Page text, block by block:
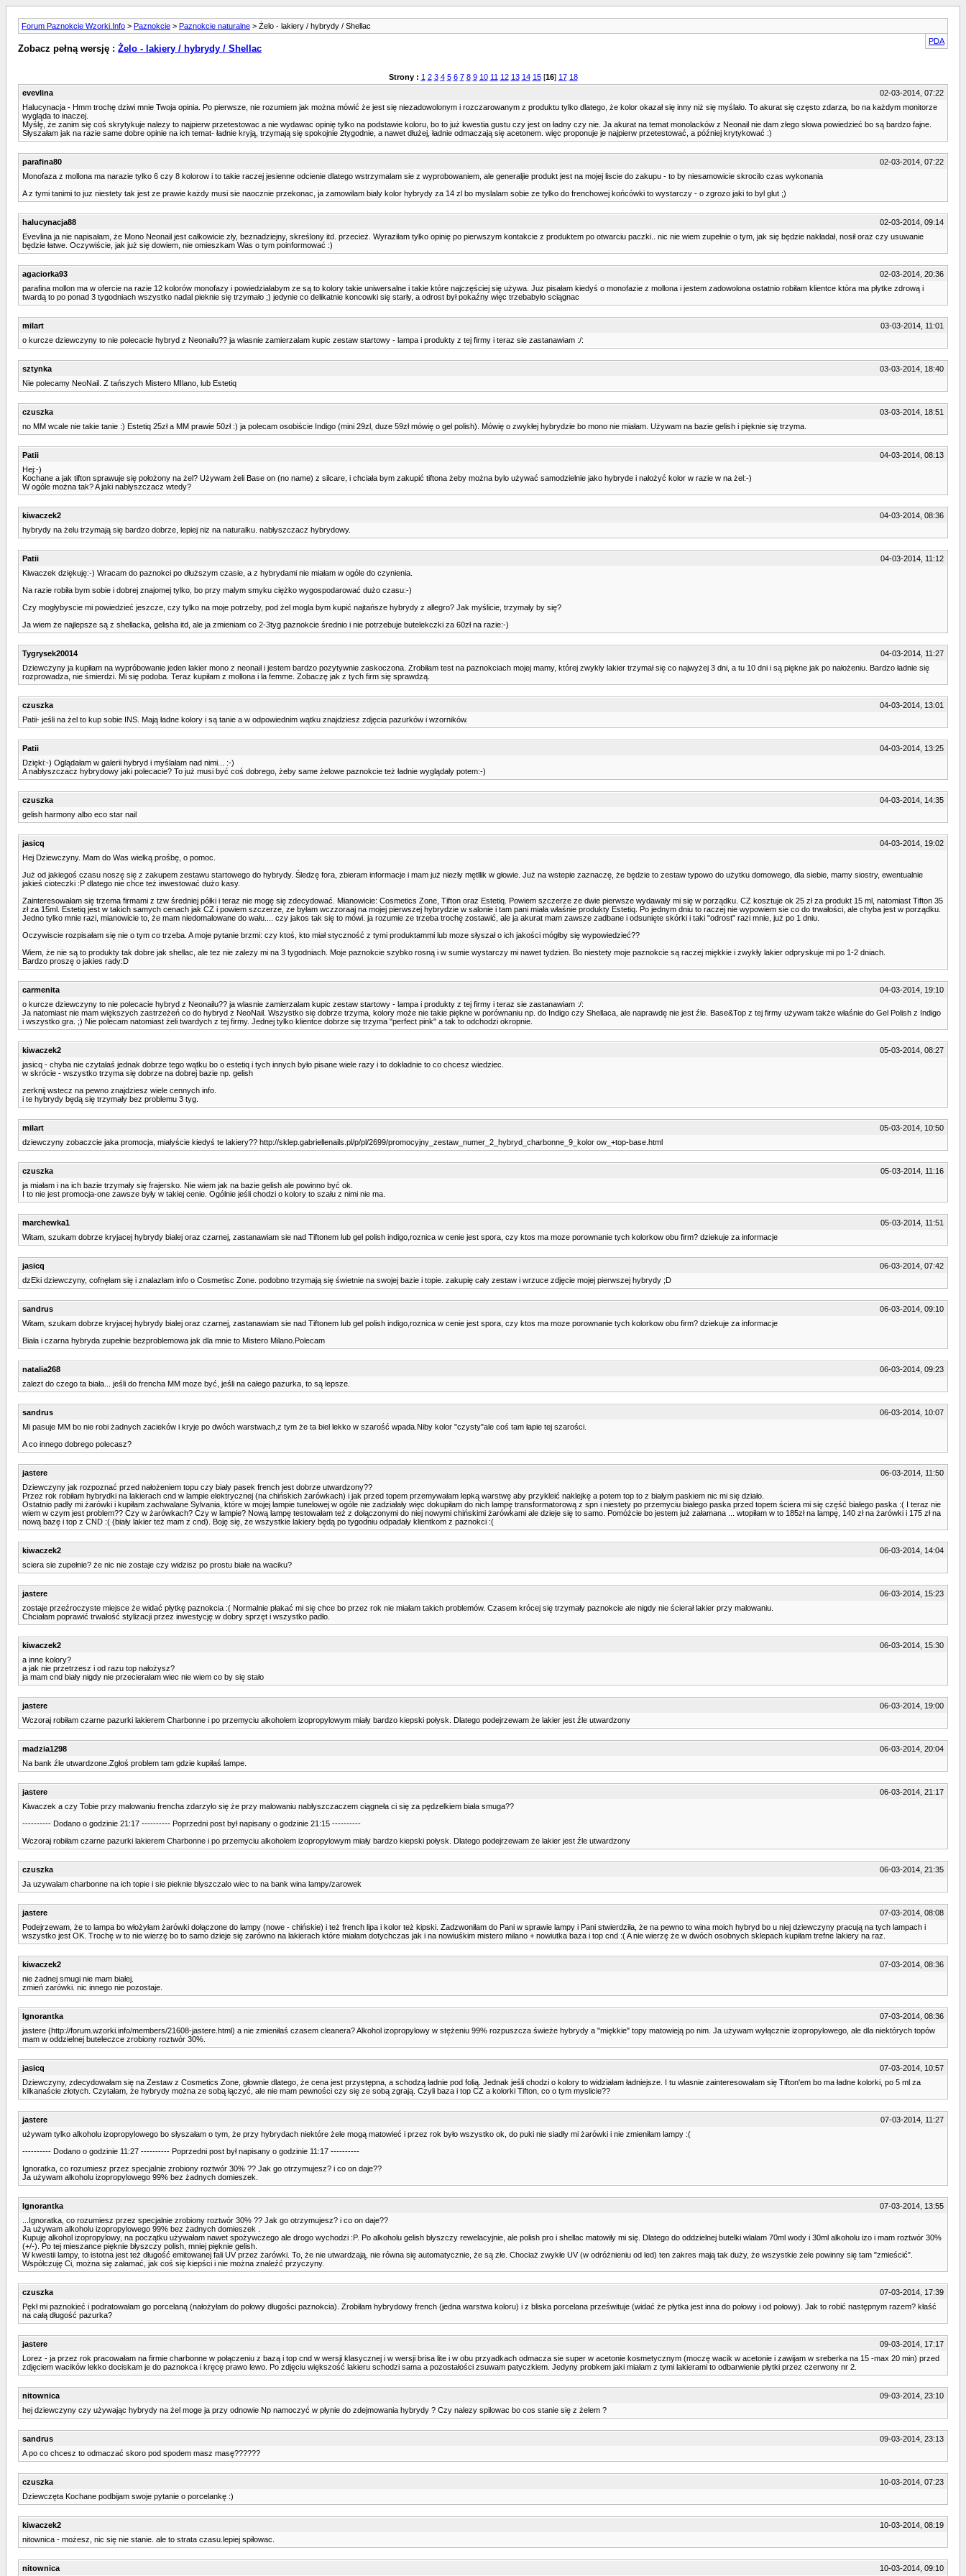
Forum Paznokcie Wzorki.Info > Paznokcie > Paznokcie naturalne > Żelo - lakiery / hybrydy / Shellac
PDA
Zobacz pełną wersję : Żelo - lakiery / hybrydy / Shellac
Strony : 1 2 3 4 5 6 7 8 9 10 11 12 13 14 15[16] 17 18
evevlina
02-03-2014, 07:22
Halucynacja - Hmm trochę dziwi mnie Twoja opinia. Po pierwsze, nie rozumiem jak można mówić że jest się niezadowolonym i rozczarowanym z produktu tylko dlatego, że kolor okazał się inny niż się myślało. To akurat się często zdarza, bo na każdym monitorze
wygląda to inaczej.
Myślę, że zanim się coś skrytykuje nalezy to najpierw przetestowac a nie wydawac opinię tylko na podstawie koloru, bo to już kwestia gustu czy jest on ładny czy nie. Ja akurat na temat monolacków z Neonail nie dam złego słowa powiedzieć bo są bardzo fajne.
Słyszałam jak na razie same dobre opinie na ich temat- ładnie kryją, trzymają się spokojnie 2tygodnie, a nawet dłużej, ładnie odmaczają się acetonem. więc proponuje je najpierw przetestować, a później krytykować :)
parafina80
02-03-2014, 07:22
Monofaza z mollona ma narazie tylko 6 czy 8 kolorow i to takie raczej jesienne odcienie dlatego wstrzymalam sie z wyprobowaniem, ale generaljie produkt jest na mojej liscie do zakupu - to by niesamowicie skrocilo czas wykonania
A z tymi tanimi to juz niestety tak jest ze prawie każdy musi sie naocznie przekonac, ja zamowilam bialy kolor hybrydy za 14 zl bo myslalam sobie ze tylko do frenchowej końcówki to wystarczy - o zgrozo jaki to byl glut ;)
halucynacja88
02-03-2014, 09:14
Evevlina ja nie napisałam, że Mono Neonail jest całkowicie zły, beznadziejny, skreślony itd. przecież. Wyraziłam tylko opinię po pierwszym kontakcie z produktem po otwarciu paczki.. nic nie wiem zupełnie o tym, jak się będzie nakładał, nosił oraz czy usuwanie
będzie łatwe. Oczywiście, jak już się dowiem, nie omieszkam Was o tym poinformować :)
agaciorka93
02-03-2014, 20:36
parafina mollon ma w ofercie na razie 12 kolorów monofazy i powiedziałabym ze są to kolory takie uniwersalne i takie które najczęściej się używa. Juz pisałam kiedyś o monofazie z mollona i jestem zadowolona ostatnio robiłam klientce która ma płytke zdrową i
twardą to po ponad 3 tygodniach wszystko nadal pieknie się trzymało ;) jedynie co delikatnie koncowki się starły, a odrost był pokaźny więc trzebabyło sciągnac
milart
03-03-2014, 11:01
o kurcze dziewczyny to nie polecacie hybryd z Neonailu?? ja wlasnie zamierzalam kupic zestaw startowy - lampa i produkty z tej firmy i teraz sie zastanawiam :/:
sztynka
03-03-2014, 18:40
Nie polecamy NeoNail. Z tańszych Mistero MIlano, lub Estetiq
czuszka
03-03-2014, 18:51
no MM wcale nie takie tanie :) Estetiq 25zł a MM prawie 50zł :) ja polecam osobiście Indigo (mini 29zl, duze 59zł mówię o gel polish). Mówię o zwykłej hybrydzie bo mono nie miałam. Używam na bazie gelish i pięknie się trzyma.
Patii
04-03-2014, 08:13
Hej:-)
Kochane a jak tifton sprawuje się położony na żel? Używam żeli Base on (no name) z silcare, i chciała bym zakupić tiftona żeby można bylo używać samodzielnie jako hybryde i nałożyć kolor w razie w na żel:-)
W ogóle można tak? A jaki nabłyszczacz wtedy?
kiwaczek2
04-03-2014, 08:36
hybrydy na żelu trzymają się bardzo dobrze, lepiej niz na naturalku. nabłyszczacz hybrydowy.
Patii
04-03-2014, 11:12
Kiwaczek dziękuję:-) Wracam do paznokci po dłuższym czasie, a z hybrydami nie miałam w ogóle do czynienia.
Na razie robiła bym sobie i dobrej znajomej tylko, bo przy malym smyku ciężko wygospodarować dużo czasu:-)
Czy mogłybyscie mi powiedzieć jeszcze, czy tylko na moje potrzeby, pod żel mogla bym kupić najtańsze hybrydy z allegro? Jak myślicie, trzymały by się?
Ja wiem że najlepsze są z shellacka, gelisha itd, ale ja zmieniam co 2-3tyg paznokcie średnio i nie potrzebuje butelekczki za 60zł na razie:-)
Tygrysek20014
04-03-2014, 11:27
Dziewczyny ja kupiłam na wypróbowanie jeden lakier mono z neonail i jestem bardzo pozytywnie zaskoczona. Zrobiłam test na paznokciach mojej mamy, której zwykły lakier trzymał się co najwyżej 3 dni, a tu 10 dni i są piękne jak po nałożeniu. Bardzo ładnie się
rozprowadza, nie śmierdzi. Mi się podoba. Teraz kupiłam z mollona i la femme. Zobaczę jak z tych firm się sprawdzą.
czuszka
04-03-2014, 13:01
Patii- jeśli na żel to kup sobie INS. Mają ładne kolory i są tanie a w odpowiednim wątku znajdziesz zdjęcia pazurków i wzorników.
Patii
04-03-2014, 13:25
Dzięki:-) Oglądałam w galerii hybryd i myślałam nad nimi... :-)
A nabłyszczacz hybrydowy jaki polecacie? To już musi być coś dobrego, żeby same żelowe paznokcie też ładnie wyglądały potem:-)
czuszka
04-03-2014, 14:35
gelish harmony albo eco star nail
jasicq
04-03-2014, 19:02
Hej Dziewczyny. Mam do Was wielką prośbę, o pomoc.
Już od jakiegoś czasu noszę się z zakupem zestawu startowego do hybrydy. Śledzę fora, zbieram informacje i mam już niezły mętllik w głowie. Już na wstepie zaznaczę, że będzie to zestaw typowo do użytku domowego, dla siebie, mamy siostry, ewentualnie
jakieś cioteczki :P dlatego nie chce też inwestować dużo kasy.
Zainteresowałam się trzema firmami z tzw średniej półki i teraz nie mogę się zdecydować. Mianowicie: Cosmetics Zone, Tifton oraz Estetiq. Powiem szczerze ze dwie pierwsze wydawały mi się w porządku. CZ kosztuje ok 25 zł za produkt 15 ml, natomiast Tifton 35
zł za 15ml. Estetiq jest w takich samych cenach jak CZ i powiem szczerze, ze byłam wczzoraaj na mojej pierwszej hybrydzie w salonie i tam pani miała właśnie produkty Estetiq. Po jednym dniu to raczej nie wypowiem sie co do trwałości, ale chyba jest w porządku.
Jedno tylko mnie razi, mianowicie to, że mam niedomalowane do wału.... czy jakos tak się to mówi. ja rozumie ze trzeba trochę zostawić, ale ja akurat mam zawsze zadbane i odsunięte skórki i taki "odrost" razi mnie, już po 1 dniu.
Oczywiscie rozpisałam się nie o tym co trzeba. A moje pytanie brzmi: czy ktoś, kto miał styczność z tymi produktammi lub moze słyszał o ich jakości mógłby się wypowiedzieć??
Wiem, że nie są to produkty tak dobre jak shellac, ale tez nie zalezy mi na 3 tygodniach. Moje paznokcie szybko rosną i w sumie wystarczy mi nawet tydzien. Bo niestety moje paznokcie są raczej miękkie i zwykły lakier odpryskuje mi po 1-2 dniach.
Bardzo proszę o jakies rady:D
carmenita
04-03-2014, 19:10
o kurcze dziewczyny to nie polecacie hybryd z Neonailu?? ja wlasnie zamierzalam kupic zestaw startowy - lampa i produkty z tej firmy i teraz sie zastanawiam :/:
Ja natomiast nie mam większych zastrzeżeń co do hybryd z NeoNail. Wszystko się dobrze trzyma, kolory może nie takie piękne w porównaniu np. do Indigo czy Shellaca, ale naprawdę nie jest źle. Base&Top z tej firmy używam także właśnie do Gel Polish z Indigo
i wszystko gra. ;) Nie polecam natomiast żeli twardych z tej firmy. Jednej tylko klientce dobrze się trzyma "perfect pink" a tak to odchodzi okropnie.
kiwaczek2
05-03-2014, 08:27
jasicq - chyba nie czytałaś jednak dobrze tego wątku bo o estetiq i tych innych było pisane wiele razy i to dokładnie to co chcesz wiedziec.
w skrócie - wszystko trzyma się dobrze na dobrej bazie np. gelish
zerknij wstecz na pewno znajdziesz wiele cennych info.
i te hybrydy będą się trzymały bez problemu 3 tyg.
milart
05-03-2014, 10:50
dziewczyny zobaczcie jaka promocja, miałyście kiedyś te lakiery?? http://sklep.gabriellenails.pl/p/pl/2699/promocyjny_zestaw_numer_2_hybryd_charbonne_9_kolor ow_+top-base.html
czuszka
05-03-2014, 11:16
ja miałam i na ich bazie trzymały się frajersko. Nie wiem jak na bazie gelish ale powinno być ok.
I to nie jest promocja-one zawsze były w takiej cenie. Ogólnie jeśli chodzi o kolory to szału z nimi nie ma.
marchewka1
05-03-2014, 11:51
Witam, szukam dobrze kryjacej hybrydy bialej oraz czarnej, zastanawiam sie nad Tiftonem lub gel polish indigo,roznica w cenie jest spora, czy ktos ma moze porownanie tych kolorkow obu firm? dziekuje za informacje
jasicq
06-03-2014, 07:42
dzEki dziewczyny, cofnęłam się i znalazłam info o Cosmetisc Zone. podobno trzymają się świetnie na swojej bazie i topie. zakupię cały zestaw i wrzuce zdjęcie mojej pierwszej hybrydy ;D
sandrus
06-03-2014, 09:10
Witam, szukam dobrze kryjacej hybrydy bialej oraz czarnej, zastanawiam sie nad Tiftonem lub gel polish indigo,roznica w cenie jest spora, czy ktos ma moze porownanie tych kolorkow obu firm? dziekuje za informacje
Biała i czarna hybryda zupełnie bezproblemowa jak dla mnie to Mistero Milano.Polecam
natalia268
06-03-2014, 09:23
zalezt do czego ta biała... jeśli do frencha MM moze być, jeśli na całego pazurka, to są lepsze.
sandrus
06-03-2014, 10:07
Mi pasuje MM bo nie robi żadnych zacieków i kryje po dwóch warstwach,z tym że ta biel lekko w szarość wpada.Niby kolor "czysty"ale coś tam łapie tej szarości.
A co innego dobrego polecasz?
jastere
06-03-2014, 11:50
Dziewczyny jak rozpoznać przed nałożeniem topu czy biały pasek french jest dobrze utwardzony??
Przez rok robiłam hybrydki na lakierach cnd w lampie elektrycznej (na chińskich żarówkach) i jak przed topem przemywałam lepką warstwę aby przykleić naklejkę a potem top to z białym paskiem nic mi się działo.
Ostatnio padły mi żarówki i kupiłam zachwalane Sylvania, które w mojej lampie tunelowej w ogóle nie zadziałały więc dokupiłam do nich lampę transformatorową z spn i niestety po przemyciu białego paska przed topem ściera mi się część białego paska :( I teraz nie
wiem w czym jest problem?? Czy w żarówkach? Czy w lampie? Nową lampę testowałam też z dołączonymi do niej nowymi chińskimi żarówkami ale dzieje się to samo. Pomóżcie bo jestem już załamana ... wtopiłam w to 185zł na lampę, 140 zł na żarówki i 175 zł na
nową bazę i top z CND :( (biały lakier też mam z cnd). Boję się, że wszystkie lakiery będą po tygodniu odpadały klientkom z paznokci :(
kiwaczek2
06-03-2014, 14:04
sciera sie zupełnie? że nic nie zostaje czy widzisz po prostu białe na waciku?
jastere
06-03-2014, 15:23
zostaje przeźroczyste miejsce że widać płytkę paznokcia :( Normalnie płakać mi się chce bo przez rok nie miałam takich problemów. Czasem krócej się trzymały paznokcie ale nigdy nie ścierał lakier przy malowaniu.
Chciałam poprawić trwałość stylizacji przez inwestycję w dobry sprzęt i wszystko padło.
kiwaczek2
06-03-2014, 15:30
a inne kolory?
a jak nie przetrzesz i od razu top nałożysz?
ja mam cnd biały nigdy nie przecierałam wiec nie wiem co by się stało
jastere
06-03-2014, 19:00
Wczoraj robiłam czarne pazurki lakierem Charbonne i po przemyciu alkoholem izopropylowym miały bardzo kiepski połysk. Dlatego podejrzewam że lakier jest źle utwardzony
madzia1298
06-03-2014, 20:04
Na bank źle utwardzone.Zgłoś problem tam gdzie kupiłaś lampe.
jastere
06-03-2014, 21:17
Kiwaczek a czy Tobie przy malowaniu frencha zdarzyło się że przy malowaniu nabłyszczaczem ciągneła ci się za pędzelkiem biała smuga??
---------- Dodano o godzinie 21:17 ---------- Poprzedni post był napisany o godzinie 21:15 ----------
Wczoraj robiłam czarne pazurki lakierem Charbonne i po przemyciu alkoholem izopropylowym miały bardzo kiepski połysk. Dlatego podejrzewam że lakier jest źle utwardzony
czuszka
06-03-2014, 21:35
Ja uzywalam charbonne na ich topie i sie pieknie blyszczalo wiec to na bank wina lampy/zarowek
jastere
07-03-2014, 08:08
Podejrzewam, że to lampa bo włożyłam żarówki dołączone do lampy (nowe - chińskie) i też french lipa i kolor też kipski. Zadzwoniłam do Pani w sprawie lampy i Pani stwierdziła, że na pewno to wina moich hybryd bo u niej dziewczyny pracują na tych lampach i
wszystko jest OK. Trochę w to nie wierzę bo to samo dzieje się zarówno na lakierach które miałam dotychczas jak i na nowiuśkim mistero milano + nowiutka baza i top cnd :( A nie wierzę że w dwóch osobnych sklepach kupiłam trefne lakiery na raz.
kiwaczek2
07-03-2014, 08:36
nie żadnej smugi nie mam białej.
zmień zarówki. nic innego nie pozostaje.
Ignorantka
07-03-2014, 08:36
jastere (http://forum.wzorki.info/members/21608-jastere.html) a nie zmieniłaś czasem cleanera? Alkohol izopropylowy w stężeniu 99% rozpuszcza świeże hybrydy a "miękkie" topy matowieją po nim. Ja używam wyłącznie izopropylowego, ale dla niektórych topów
mam w oddzielnej buteleczce zrobiony roztwór 30%.
jasicq
07-03-2014, 10:57
Dziewczyny, zdecydowałam się na Zestaw z Cosmetics Zone, głownie dlatego, że cena jest przystępna, a schodzą ładnie pod folią. Jednak jeśli chodzi o kolory to widziałam ładniejsze. I tu wlasnie zainteresowałam się Tifton'em bo ma ładne kolorki, po 5 ml za
kilkanaście złotych. Czytałam, że hybrydy można ze sobą łączyć, ale nie mam pewności czy się ze sobą zgrają. Czyli baza i top CZ a kolorki Tifton, co o tym myslicie??
jastere
07-03-2014, 11:27
używam tylko alkoholu izopropylowego bo słyszałam o tym, że przy hybrydach niektóre żele mogą matowieć i przez rok było wszystko ok, do puki nie siadły mi żarówki i nie zmieniłam lampy :(
---------- Dodano o godzinie 11:27 ---------- Poprzedni post był napisany o godzinie 11:17 ----------
Ignoratka, co rozumiesz przez specjalnie zrobiony roztwór 30% ?? Jak go otrzymujesz? i co on daje??
Ja używam alkoholu izopropylowego 99% bez żadnych domieszek.
Ignorantka
07-03-2014, 13:55
...Ignoratka, co rozumiesz przez specjalnie zrobiony roztwór 30% ?? Jak go otrzymujesz? i co on daje??
Ja używam alkoholu izopropylowego 99% bez żadnych domieszek .
Kupuję alkohol izopropylowy, na początku używałam nawet spożywczego ale drogo wychodzi :P. Po alkoholu gelish błyszczy rewelacyjnie, ale polish pro i shellac matowiły mi się. Dlatego do oddzielnej butelki wlałam 70ml wody i 30ml alkoholu izo i mam roztwór 30%
(+/-). Po tej mieszance pięknie błyszczy polish, mniej pięknie gelish.
W kwestii lampy, to istotna jest też długość emitowanej fali UV przez żarówki. To, że nie utwardzają, nie równa się automatycznie, że są złe. Chociaż zwykłe UV (w odróżnieniu od led) ten zakres mają tak duży, że wszystkie żele powinny się tam "zmieścić".
Współczuję Ci, można się załamać, jak coś się kiepści i nie można znaleźć przyczyny.
czuszka
07-03-2014, 17:39
Pękł mi paznokieć i podratowałam go porcelaną (nałożyłam do połowy długości paznokcia). Zrobiłam hybrydowy french (jedna warstwa koloru) i z bliska porcelana prześwituje (widać że płytka jest inna do połowy i od połowy). Jak to robić następnym razem? kłaść
na całą długość pazurka?
jastere
09-03-2014, 17:17
Lorez - ja przez rok pracowałam na firmie charbonne w połączeniu z bazą i top cnd w wersji klasycznej i w wersji brisa lite i w obu przyadkach odmacza sie super w acetonie kosmetycznym (moczę wacik w acetonie i zawijam w sreberka na 15 -max 20 min) przed
zdjęciem wacików lekko dociskam je do paznokca i kręcę prawo lewo. Po zdjęciu większość lakieru schodzi sama a pozostałości zsuwam patyczkiem. Jedyny probkem jaki miałam z tymi lakierami to odbarwienie płytki przez czerwony nr 2.
nitownica
09-03-2014, 23:10
hej dziewczyny czy używając hybrydy na żel moge ja przy odnowie Np namoczyć w płynie do zdejmowania hybrydy ? Czy nalezy spilowac bo cos stanie się z żelem ?
sandrus
09-03-2014, 23:13
A po co chcesz to odmaczać skoro pod spodem masz masę??????
czuszka
10-03-2014, 07:23
Dziewczęta Kochane podbijam swoje pytanie o porcelankę :)
kiwaczek2
10-03-2014, 08:19
nitownica - możesz, nic się nie stanie. ale to strata czasu.lepiej spiłowac.
nitownica 10-03-2014, 09:10